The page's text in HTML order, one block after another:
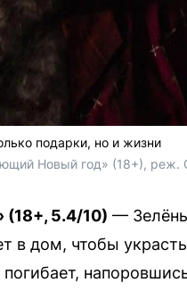
подарки, но и жизни
Новый год» (18+), реж.
5.4/10) —
в дом, чтобы